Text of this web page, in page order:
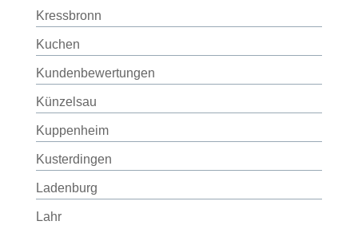
Kressbronn
Kuchen
Kundenbewertungen
Künzelsau
Kuppenheim
Kusterdingen
Ladenburg
Lahr